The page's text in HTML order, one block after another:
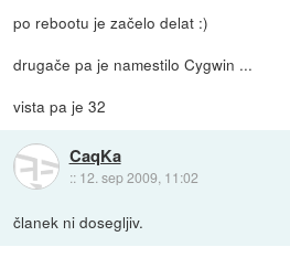
po rebootu je začelo delat :)
drugače pa je namestilo Cygwin ...
vista pa je 32
CaqKa
:: 12. sep 2009, 11:02
članek ni dosegljiv.